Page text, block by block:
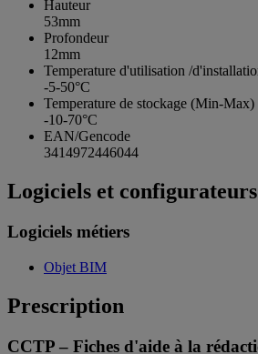
Hauteur
53mm
Profondeur
12mm
Temperature d'utilisation /
-5-50°C
Temperature de stockage (Min-Max)
-10-70°C
EAN/Gencode
3414972446044
Logiciels et configurateurs
Logiciels métiers
Objet BIM
Prescription
CCTP – Fiches d'aide à la